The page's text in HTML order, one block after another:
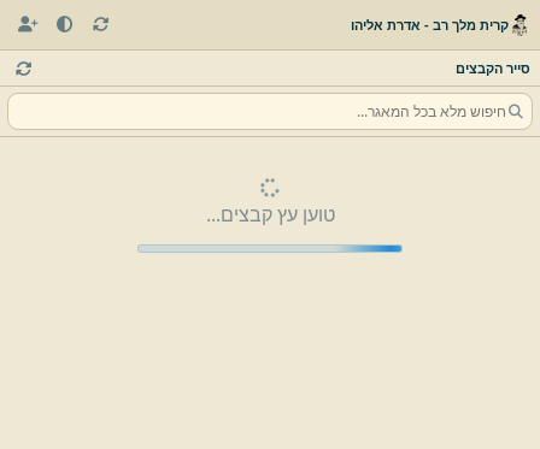
קרית מלך רב - אדרת אליהו
סייר הקבצים
טוען עץ קבצים...